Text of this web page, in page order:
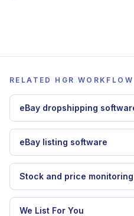
RELATED HGR WORKFLOW
eBay dropshipping
eBay listing software
Stock and price monitoring
We List For You